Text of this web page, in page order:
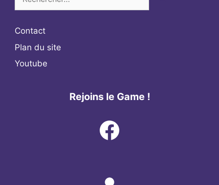
Contact
Plan du site
Youtube
Rejoins le Game !
Facebook